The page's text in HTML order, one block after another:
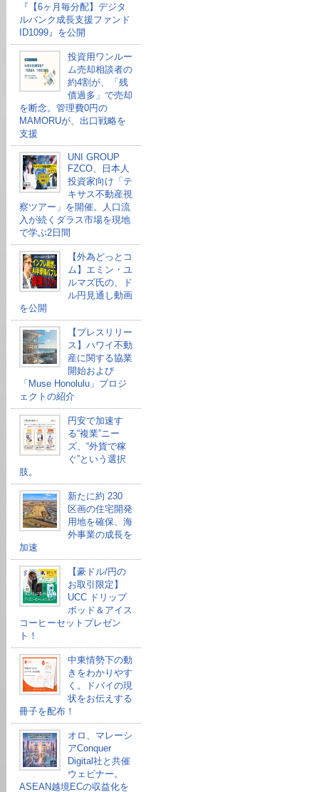
『【6ヶ月毎分配】デジタ
ルバンク成長支援ファンド
ID1099』を公開
投資用ワンルー
ム売却相談者の
約4割が、「残
債過多」で売却
を断念。管理費0円の
MAMORUが、出口戦略を
支援
UNI GROUP
FZCO、日本人
投資家向け「テ
キサス不動産視
察ツアー」を開催。人口流
入が続くダラス市場を現地
で学ぶ2日間
【外為どっとコ
ム】エミン・ユ
ルマズ氏の、ド
ル円見通し動画
を公開
【プレスリリー
ス】ハワイ不動
産に関する協業
開始および
「Muse Honolulu」プロジ
ェクトの紹介
円安で加速す
る“複業”ニー
ズ、“外貨で稼
ぐ”という選択
肢。
新たに約 230
区画の住宅開発
用地を確保、海
外事業の成長を
加速
【豪ドル/円の
お取引限定】
UCC ドリップ
ポッド＆アイス
コーヒーセットプレゼン
ト！
中東情勢下の動
きをわかりやす
く。ドバイの現
状をお伝えする
冊子を配布！
オロ、マレーシ
アConquer
Digital社と共催
ウェビナー。
ASEAN越境ECの収益化を